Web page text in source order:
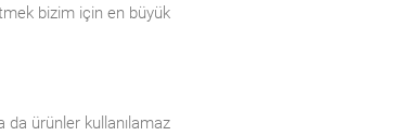
bizim için en büyük
ürünler kullanılamaz